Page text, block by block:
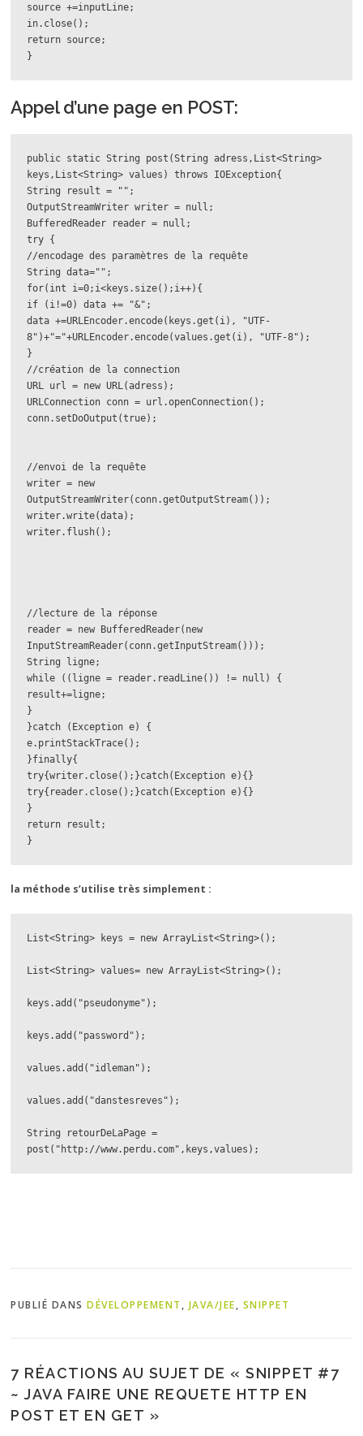
source +=inputLine;
in.close();
return source;
}
Appel d’une page en POST:
public static String post(String adress,List<String>
keys,List<String> values) throws IOException{
String result = "";
OutputStreamWriter writer = null;
BufferedReader reader = null;
try {
//encodage des paramètres de la requête
String data="";
for(int i=0;i<keys.size();i++){
if (i!=0) data += "&";
data +=URLEncoder.encode(keys.get(i), "UTF-
8")+"="+URLEncoder.encode(values.get(i), "UTF-8");
}
//création de la connection
URL url = new URL(adress);
URLConnection conn = url.openConnection();
conn.setDoOutput(true);
//envoi de la requête
writer = new
OutputStreamWriter(conn.getOutputStream());
writer.write(data);
writer.flush();
//lecture de la réponse
reader = new BufferedReader(new
InputStreamReader(conn.getInputStream()));
String ligne;
while ((ligne = reader.readLine()) != null) {
result+=ligne;
}
}catch (Exception e) {
e.printStackTrace();
}finally{
try{writer.close();}catch(Exception e){}
try{reader.close();}catch(Exception e){}
}
return result;
}
la méthode s’utilise très simplement :
List<String> keys = new ArrayList<String>();
List<String> values= new ArrayList<String>();
keys.add("pseudonyme");
keys.add("password");
values.add("idleman");
values.add("danstesreves");
String retourDeLaPage =
post("http://www.perdu.com",keys,values);
PUBLIÉ DANSDÉVELOPPEMENT , JAVA/JEE, SNIPPET
7 RÉACTIONS AU SUJET DE «SNIPPET #7
~ JAVA FAIRE UNE REQUETE HTTP EN
POST ET EN GET »